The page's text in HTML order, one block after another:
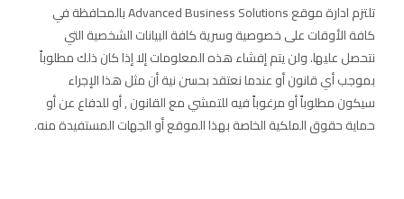
تلتزم ادارة موقع Advanced Business Solutions بالمحافظة في
كافة الأوقات على خصوصية وسرية كافة البيانات الشخصية التي
نتحصل عليها. ولن يتم إفشاء هذه المعلومات إلا إذا كان ذلك مطلوباً
بموجب أي قانون أو عندما نعتقد بحسن نية أن مثل هذا الإجراء
سيكون مطلوباً أو مرغوباً فيه للتمشي مع القانون , أو للدفاع عن أو
حماية حقوق الملكية الخاصة بهذا الموقع أو الجهات المستفيدة منه.